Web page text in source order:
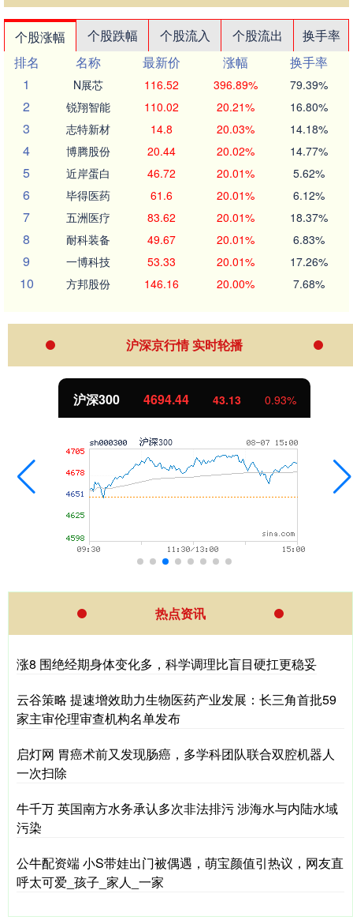
个股涨幅 个股跌幅 个股流入 个股流出
换手率
排名
名称 最新价 涨幅
换手率
1
N展芯 116.52 396.89% 79.39%
2 锐翔智能 110.02 20.21% 16.80%
3 志特新材 14.8 20.03% 14.18%
4 博腾股份 20.44 20.02% 14.77%
5 近岸蛋白 46.72 20.01% 5.62%
6 毕得医药 61.6 20.01% 6.12%
7 五洲医疗 83.62 20.01% 18.37%
8 耐科装备 49.67 20.01% 6.83%
9 一博科技 53.33 20.01% 17.26%
10 方邦股份 146.16 20.00% 7.68%
沪深京行情 实时轮播
北证50 1134.24 11.37 1.01%
热点资讯
涨8 围绝经期身体变化多，科学调理比盲目硬扛更稳妥
云谷策略 提速增效助力生物医药产业发展：长三角首批59
家主审伦理审查机构名单发布
启灯网 胃癌术前又发现肠癌，多学科团队联合双腔机器人
一次扫除
牛千万 英国南方水务承认多次非法排污 涉海水与内陆水域
污染
公牛配资端 小S带娃出门被偶遇，萌宝颜值引热议，网友直
呼太可爱_孩子_家人_一家